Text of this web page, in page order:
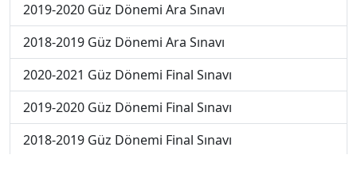
2019-2020 Güz Dönemi Ara Sınavı
2018-2019 Güz Dönemi Ara Sınavı
2020-2021 Güz Dönemi Final Sınavı
2019-2020 Güz Dönemi Final Sınavı
2018-2019 Güz Dönemi Final Sınavı